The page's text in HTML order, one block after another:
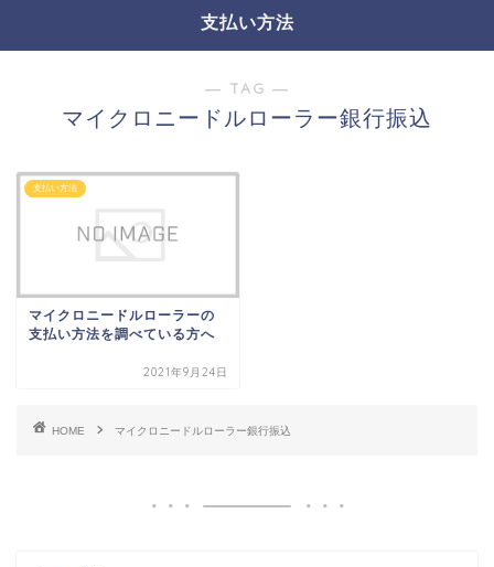
支払い方法
― TAG ―
マイクロニードルローラー銀行振込
支払い方法
マイクロニードルローラーの
支払い方法を調べている方へ
2021年9月24日
HOME マイクロニードルローラー銀行振込